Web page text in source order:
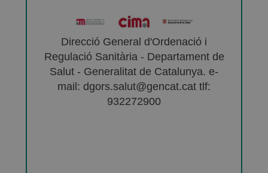
Direcció General d'Ordenació i
Regulació Sanitària - Departament de
Salut - Generalitat de Catalunya. e-
mail: dgors.salut@gencat.cat tlf:
932272900